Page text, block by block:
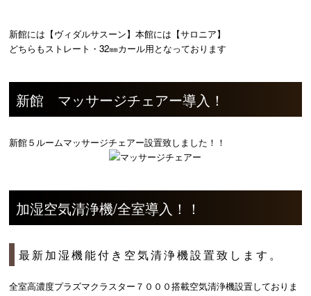
新館には【ヴィダルサスーン】本館には【サロニア】
どちらもストレート・32㎜カール用となっております
新館 マッサージチェアー導入！
新館５ルームマッサージチェアー設置致しました！！
加湿空気清浄機/全室導入！！
最新加湿機能付き空気清浄機設置致します。
全室高濃度プラズマクラスター７０００搭載空気清浄機設置しておりま